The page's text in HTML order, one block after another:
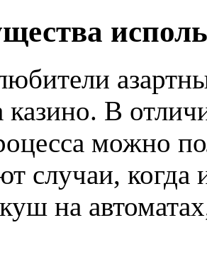
казино. В
можно
случаи,
на